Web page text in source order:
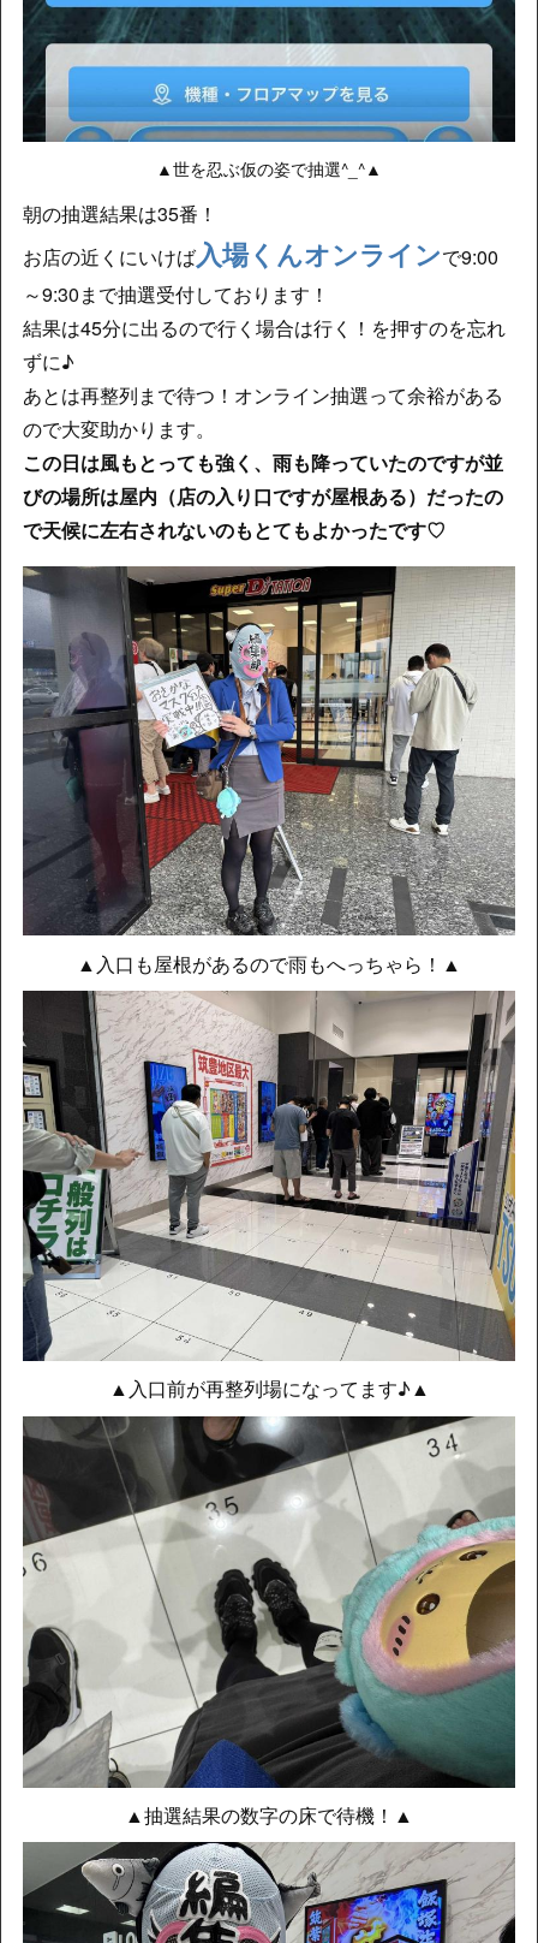
▲世を忍ぶ仮の姿で抽選^_^▲
朝の抽選結果は35番！
お店の近くにいけば入場くんオンラインで9:00
～9:30まで抽選受付しております！
結果は45分に出るので行く場合は行く！を押すのを忘れ
ずに♪
あとは再整列まで待つ！オンライン抽選って余裕がある
ので大変助かります。
この日は風もとっても強く、雨も降っていたのですが並
びの場所は屋内（店の入り口ですが屋根ある）だったの
で天候に左右されないのもとてもよかったです♡
▲入口も屋根があるので雨もへっちゃら！▲
▲入口前が再整列場になってます♪▲
▲抽選結果の数字の床で待機！▲